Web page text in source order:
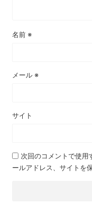
名前 ※
メール ※
サイト
次回のコメントで使用
ールアドレス、サイトを